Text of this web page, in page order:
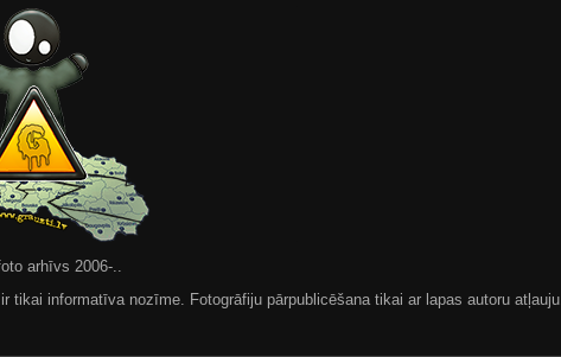
arhīvs 2006-..
informatīva nozīme. Fotogrāfiju pārpublicēšana tikai ar lapas autoru atļauju.